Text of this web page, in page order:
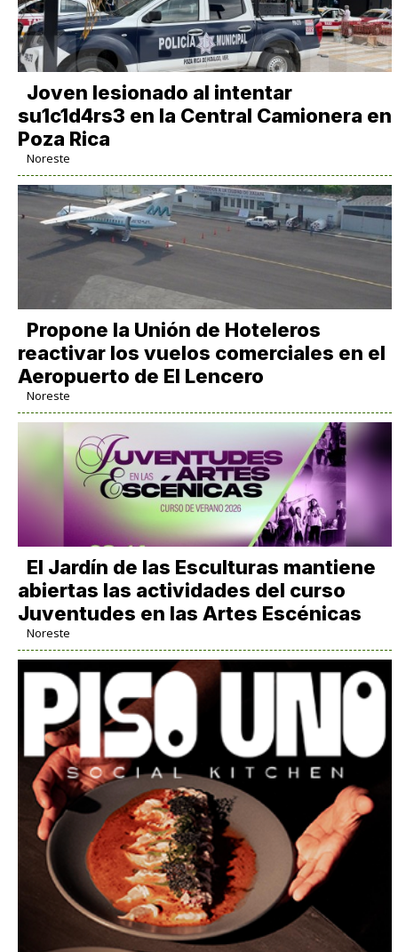
Joven lesionado al intentar
su1c1d4rs3 en la Central Camionera en
Poza Rica
Noreste
Propone la Unión de Hoteleros
reactivar los vuelos comerciales en el
Aeropuerto de El Lencero
Noreste
El Jardín de las Esculturas mantiene
abiertas las actividades del curso
Juventudes en las Artes Escénicas
Noreste